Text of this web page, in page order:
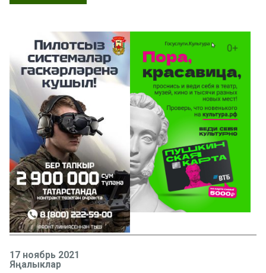
17 ноябрь 2021
Яңалыклар